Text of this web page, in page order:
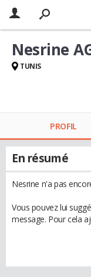
Nesrine
TUNIS
PROFIL
En résumé
Nesrine n'a pas
Vous pouvez lui
message. Pour cela